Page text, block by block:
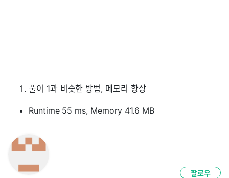
풀이 1과 비슷한 방법, 메모리 향상
Runtime 55 ms, Memory 41.6 MB
팔로우